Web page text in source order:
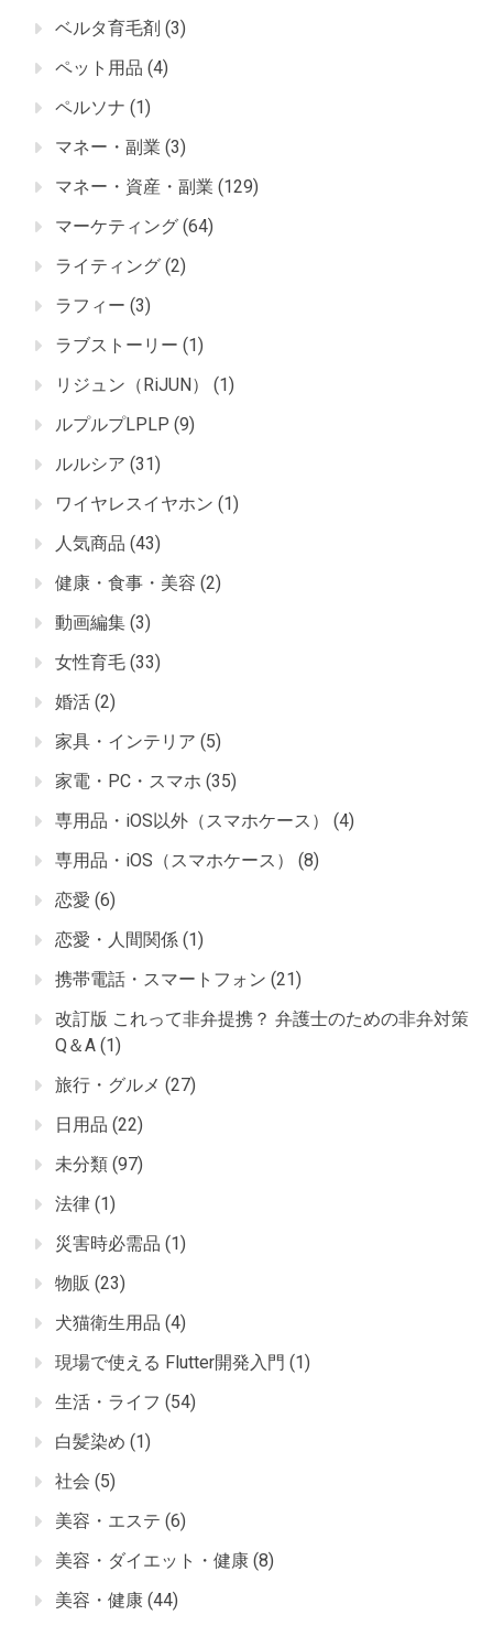
ベルタ育毛剤 (3)
ペット用品 (4)
ペルソナ (1)
マネー・副業 (3)
マネー・資産・副業 (129)
マーケティング (64)
ライティング (2)
ラフィー (3)
ラブストーリー (1)
リジュン（RiJUN）
(1)
ルプルプLPLP (9)
ルルシア (31)
ワイヤレスイヤホン (1)
人気商品 (43)
健康・食事・美容 (2)
動画編集 (3)
女性育毛 (33)
婚活 (2)
家具・インテリア (5)
家電・PC・スマホ (35)
専用品・iOS以外（スマホケース）
(4)
専用品・iOS（スマホケース）
(8)
恋愛 (6)
恋愛・人間関係 (1)
携帯電話・スマートフォン (21)
改訂版 これって非弁提携？ 弁護士のための非弁対策
Q＆A (1)
旅行・グルメ (27)
日用品 (22)
未分類 (97)
法律 (1)
災害時必需品 (1)
物販 (23)
犬猫衛生用品 (4)
現場で使える Flutter開発入門 (1)
生活・ライフ (54)
白髪染め (1)
社会 (5)
美容・エステ (6)
美容・ダイエット・健康 (8)
美容・健康 (44)